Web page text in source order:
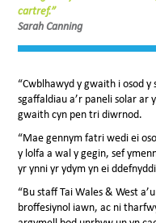
cartref.”
Sarah Canning
“Cwblhawyd y gwaith i osod
sgaffaldiau a’r paneli solar
gwaith cyn pen tri diwrnod.
“Mae gennym fatri wedi ei
y lolfa a wal y gegin, sef
yr ynni yr ydym yn ei
“Bu staff Tai Wales & West
broffesiynol iawn, ac ni